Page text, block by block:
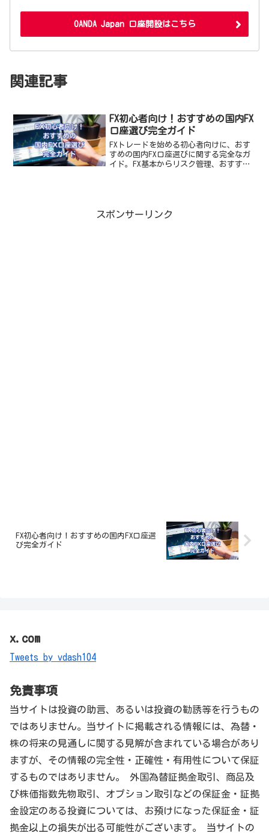
OANDA Japan 口座開設はこちら
関連記事
FX初心者向け！おすすめの国内FX
口座選び完全ガイド
FXトレードを始める初心者向けに、おす
すめの国内FX口座選びに関する完全なガ
イド。FX基本からリスク管理、おすすめ
スポンサーリンク
FX初心者向け！おすすめの国内FX口座選
び完全ガイド
x.com
Tweets by vdash104
免責事項
当サイトは投資の助言、あるいは投資の勧誘等を行うもの
ではありません。当サイトに掲載される情報には、為替・
株の将来の見通しに関する見解が含まれている場合があり
ますが、その情報の完全性・正確性・有用性について保証
するものではありません。 外国為替証拠金取引、商品及
び株価指数先物取引、オプション取引などの保証金・証拠
金設定のある投資については、お預けになった保証金・証
拠金以上の損失が出る可能性がございます。 当サイトの